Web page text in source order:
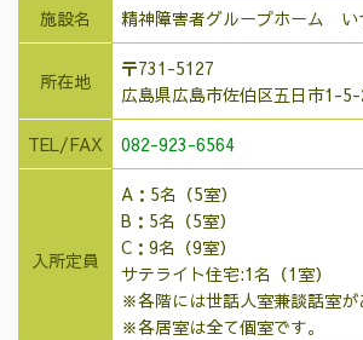
施設名 精神障害者グループホーム い
所在地
〒731-5127
広島県広島市佐伯区五日市1-
TEL/FAX 082-923-6564
入所定員
A：5名（5室）
B：5名（5室）
C：9名（9室）
サテライト住宅:1名（1室）
※各階には世話人室兼談話室が
※各居室は全て個室です。